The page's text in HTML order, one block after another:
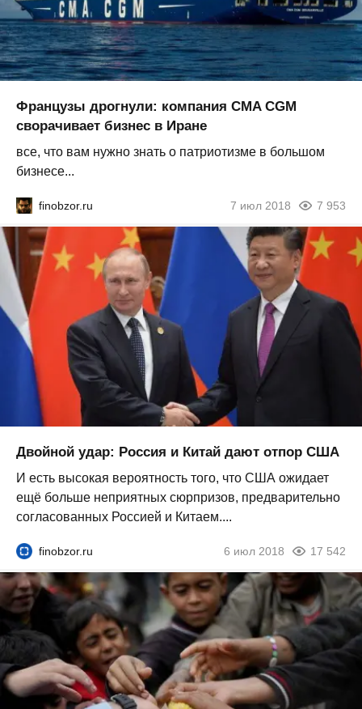
Французы дрогнули: компания CMA CGM
сворачивает бизнес в Иране
все, что вам нужно знать о патриотизме в большом
бизнесе...
finobzor.ru 7 июл 2018 7 953
Двойной удар: Россия и Китай дают отпор США
И есть высокая вероятность того, что США ожидает
ещё больше неприятных сюрпризов, предварительно
согласованных Россией и Китаем....
finobzor.ru 6 июл 2018 17 542